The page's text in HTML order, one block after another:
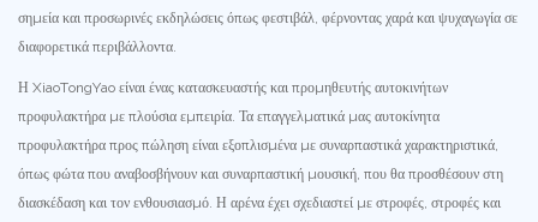
σημεία και προσωρινές εκδηλώσεις όπως φεστιβάλ, φέρνοντας χαρά και ψυχαγωγία σε
διαφορετικά περιβάλλοντα.
Η XiaoTongYao είναι ένας κατασκευαστής και προμηθευτής αυτοκινήτων
προφυλακτήρα με πλούσια εμπειρία. Τα επαγγελματικά μας αυτοκίνητα
προφυλακτήρα προς πώληση είναι εξοπλισμένα με συναρπαστικά χαρακτηριστικά,
όπως φώτα που αναβοσβήνουν και συναρπαστική μουσική, που θα προσθέσουν στη
διασκέδαση και τον ενθουσιασμό. Η αρένα έχει σχεδιαστεί με στροφές, στροφές και